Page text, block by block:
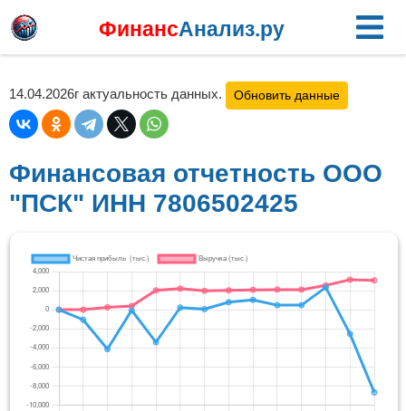
ФинансАнализ.ру
14.04.2026г актуальность данных. Обновить данные
Финансовая отчетность ООО
"ПСК" ИНН 7806502425